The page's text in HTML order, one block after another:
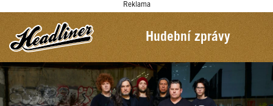
Reklama
Hudební zprávy